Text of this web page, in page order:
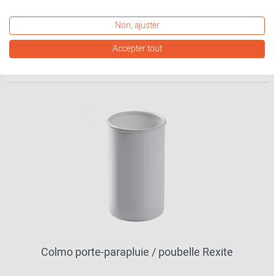
autres variantes disponibles
Colmo porte-parapluie / poubelle Rexite
Non, ajuster
Accepter tout